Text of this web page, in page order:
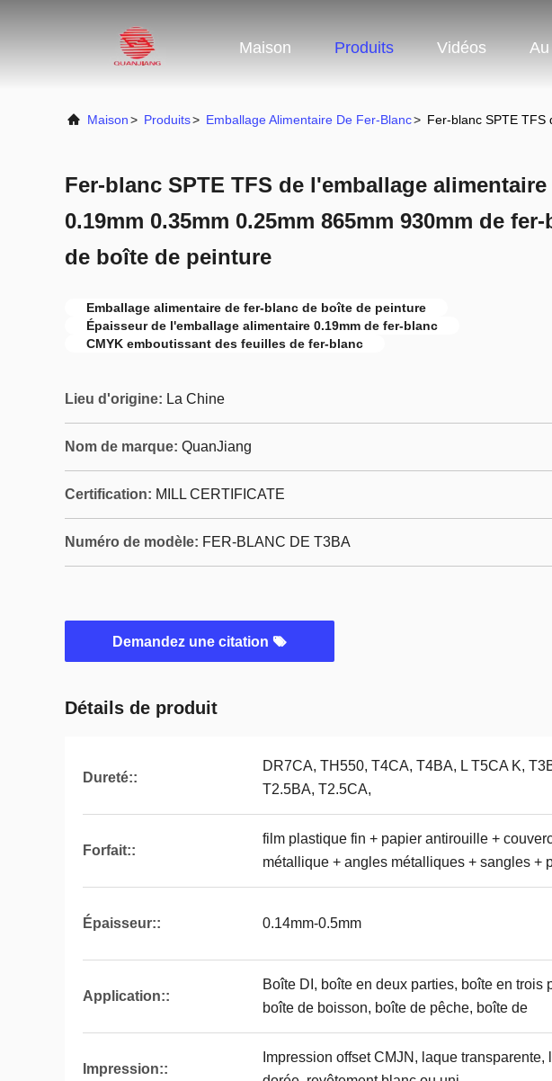
Maison Produits Vidéos
Maison> Produits> Emballage Alimentaire De Fer-Blanc> Fer-blanc SPTE
Fer-blanc SPTE TFS de l'emballage alimentaire
0.19mm 0.35mm 0.25mm 865mm 930mm de
de boîte de peinture
Emballage alimentaire de fer-blanc de boîte de peinture
Épaisseur de l'emballage alimentaire 0.19mm de fer-blanc
CMYK emboutissant des feuilles de fer-blanc
Lieu d'origine: La Chine
Nom de marque: QuanJiang
Certification: MILL CERTIFICATE
Numéro de modèle: FER-BLANC DE T3BA
Demandez une citation
Détails de produit
Dureté::
DR7CA, TH550, T4CA, T4BA, L T5CA K,
T2.5BA, T2.5CA,
Forfait::
film plastique fin + papier antirouille +
métallique + angles métalliques + sangles +
Épaisseur:: 0.14mm-0.5mm
Application::
Boîte DI, boîte en deux parties, boîte en trois
boîte de boisson, boîte de pêche, boîte de
Impression::
Impression offset CMJN, laque transparente,